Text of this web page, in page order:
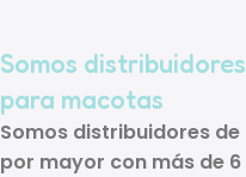
Somos
para macotas
Somos distribuidores de
por mayor con más de